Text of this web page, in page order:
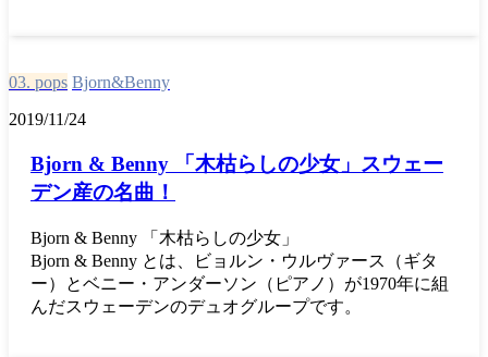
03. pops Bjorn&Benny
2019/11/24
Bjorn & Benny 「木枯らしの少女」スウェー
デン産の名曲！
Bjorn & Benny 「木枯らしの少女」
Bjorn & Benny とは、ビョルン・ウルヴァース（ギタ
ー）とベニー・アンダーソン（ピアノ）が1970年に組
んだスウェーデンのデュオグループです。